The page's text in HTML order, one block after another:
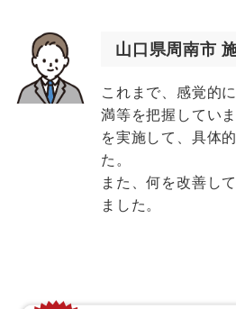
山口県周南市
これまで、感覚的
満等を把握してい
を実施して、具体
た。
また、何を改善し
ました。